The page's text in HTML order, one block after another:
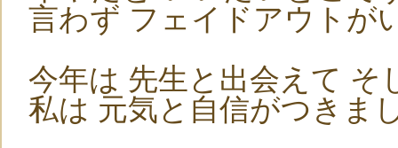
言わず フェイドアウトが
今年は 先生と出会えて
私は 元気と自信がつきま